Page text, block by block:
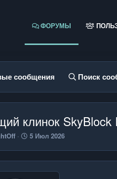
ФОРУМЫ
сообщения Поиск
клинок SkyBlock
Д
т
а
н
5 Июл 2026